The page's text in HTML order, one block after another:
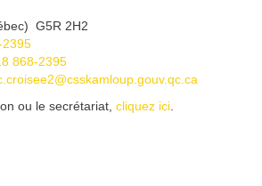
G5R 2H2
868-2395
ou le secrétariat, cliquez ici